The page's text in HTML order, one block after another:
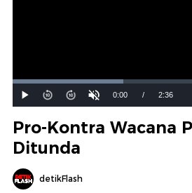
Mainkan
Suara
Hidup
Waktu
0:00 / Durasi
2:36
Dimuat:
38.31%
Pro-Kontra Wacana
Ditunda
detikFlash